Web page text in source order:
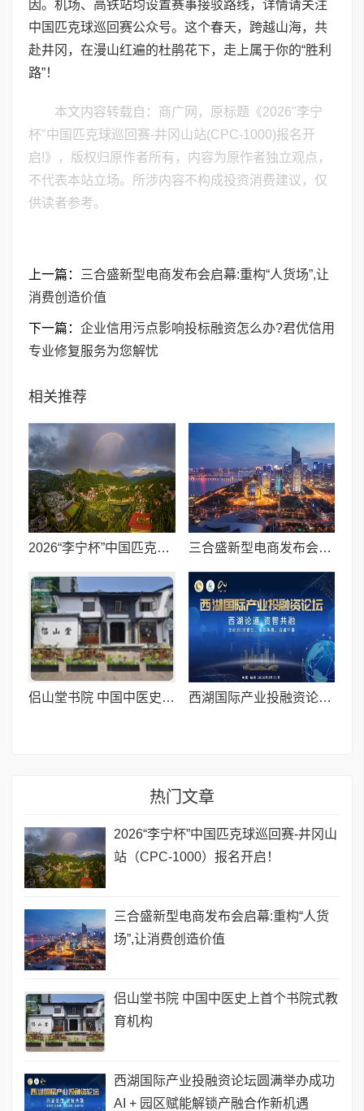
因。机场、高铁站均设置赛事接驳路线，详情请关注
中国匹克球巡回赛公众号。这个春天，跨越山海，共
赴井冈，在漫山红遍的杜鹃花下，走上属于你的“胜利
路”！
本文内容转载自：商广网，原标题《2026"李宁
杯"中国匹克球巡回赛-井冈山站(CPC-1000)报名开
启!》，版权归原作者所有，内容为原作者独立观点，
不代表本站立场。所涉内容不构成投资消费建议，仅
供读者参考。
上一篇：
三合盛新型电商发布会启幕:重构“人货场”,让
消费创造价值
下一篇： 企业信用污点影响投标融资怎么办?君优信用
专业修复服务为您解忧
相关推荐
2026“李宁杯”中国匹克球巡回赛-井冈山站（CPC-1000）报名开启！ 三合盛新型电商发布会启幕:重构“人货场”,让消费创造价值
侣山堂书院 中国中医史上首个书院式教育机构 西湖国际产业投融资论坛圆满举办成功 AI + 园区赋能解锁产融合作新机遇
热门文章
2026“李宁杯”中国匹克球巡回赛-井冈山
站（CPC-1000）报名开启！
三合盛新型电商发布会启幕:重构“人货
场”,让消费创造价值
侣山堂书院 中国中医史上首个书院式教
育机构
西湖国际产业投融资论坛圆满举办成功
AI + 园区赋能解锁产融合作新机遇